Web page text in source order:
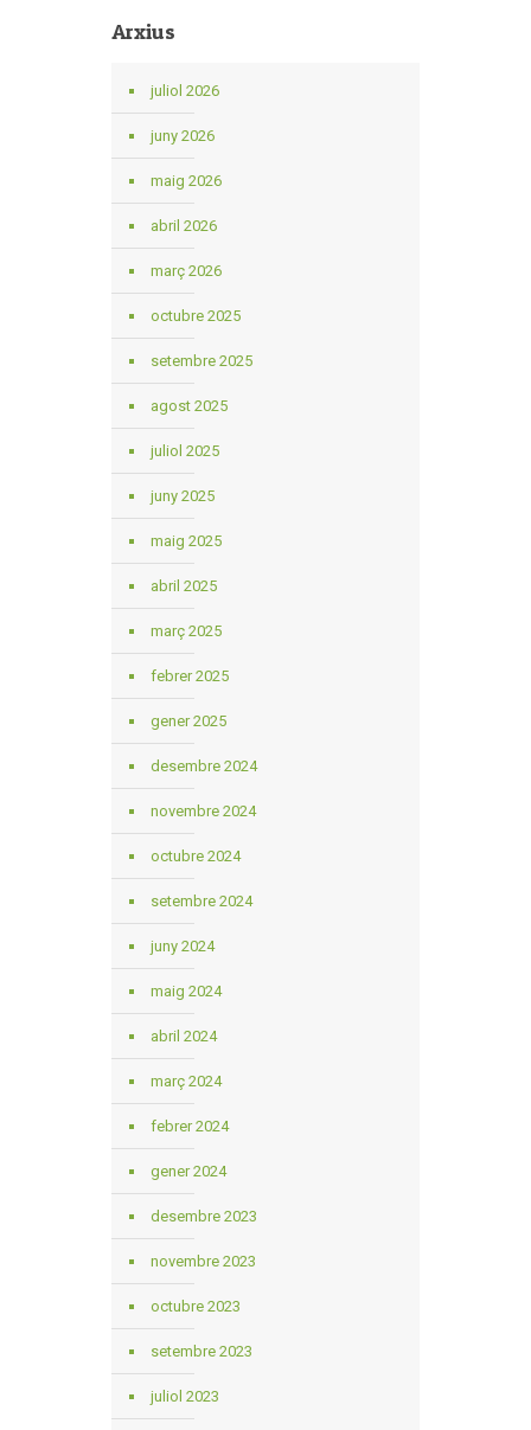
Arxius
juliol 2026
juny 2026
maig 2026
abril 2026
març 2026
octubre 2025
setembre 2025
agost 2025
juliol 2025
juny 2025
maig 2025
abril 2025
març 2025
febrer 2025
gener 2025
desembre 2024
novembre 2024
octubre 2024
setembre 2024
juny 2024
maig 2024
abril 2024
març 2024
febrer 2024
gener 2024
desembre 2023
novembre 2023
octubre 2023
setembre 2023
juliol 2023